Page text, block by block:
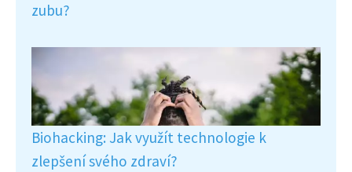
zubu?
Biohacking: Jak využít technologie k
zlepšení svého zdraví?